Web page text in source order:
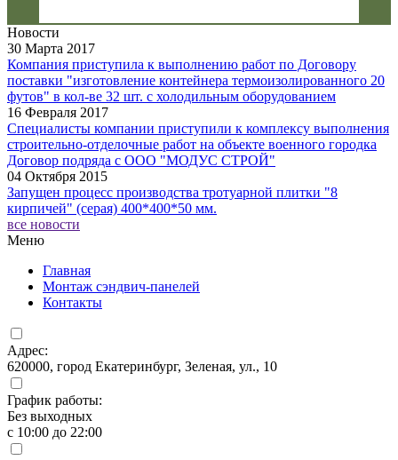
Новости
30 Марта 2017
Компания приступила к выполнению работ по Договору
поставки "изготовление контейнера термоизолированного 20
футов" в кол-ве 32 шт. с холодильным оборудованием
16 Февраля 2017
Специалисты компании приступили к комплексу выполнения
строительно-отделочные работ на объекте военного городка
Договор подряда с ООО "МОДУС СТРОЙ"
04 Октября 2015
Запущен процесс производства тротуарной плитки "8
кирпичей" (серая) 400*400*50 мм.
все новости
Меню
Главная
Монтаж сэндвич-панелей
Контакты
Адрес:
620000, город Екатеринбург, Зеленая, ул., 10
График работы:
Без выходных
с 10:00 до 22:00